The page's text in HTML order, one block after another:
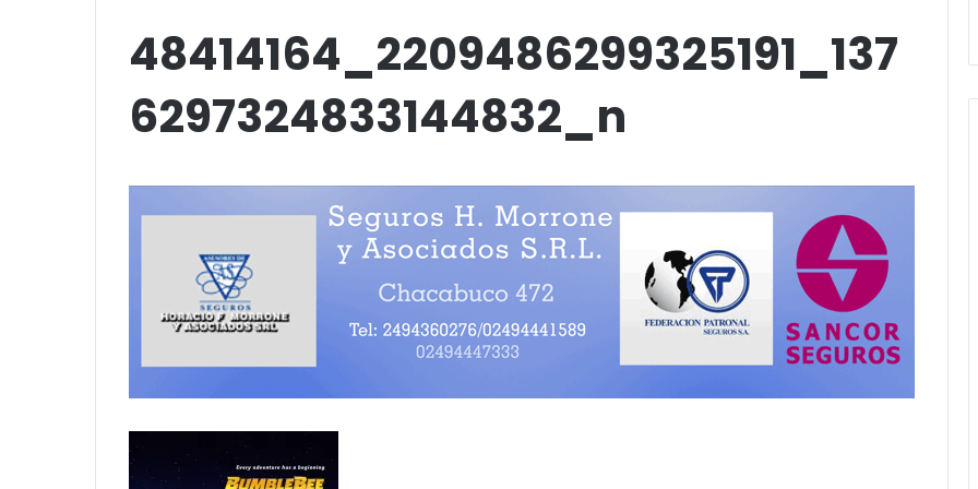
48414164_2209486299325191_137
6297324833144832_n